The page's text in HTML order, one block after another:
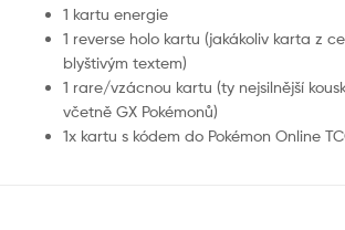
1 kartu energie
1 reverse holo kartu (jakákoliv karta z
blyštivým textem)
1 rare/vzácnou kartu (ty nejsilnější
včetně GX Pokémonů)
1x kartu s kódem do Pokémon Online